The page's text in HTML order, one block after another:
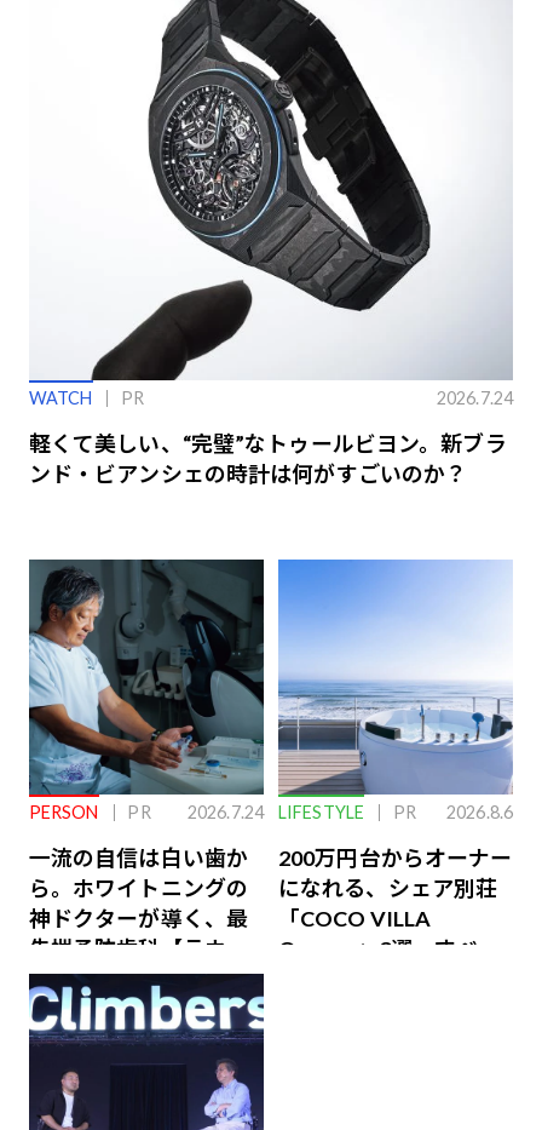
WATCH PR 2026.7.24
軽くて美しい、“完璧”なトゥールビヨン。新ブラ
ンド・ビアンシェの時計は何がすごいのか？
PERSON PR 2026.7.24
一流の自信は白い歯か
ら。ホワイトニングの
神ドクターが導く、最
先端予防歯科【ラウン
ジ会員特典あり】
LIFESTYLE PR 2026.8.6
200万円台からオーナー
になれる、シェア別荘
「COCO VILLA
Owners」3選。すべて